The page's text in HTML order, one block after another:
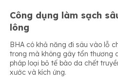
Công dụng làm sạch
lông
BHA có khả năng đi sâu vào lỗ
trong mà không gây tổn thương
pháp loại bỏ tế bào da chết
xước và kích ứng.